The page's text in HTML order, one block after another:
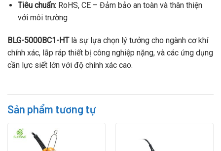
Tiêu chuẩn:RoHS, CE – Đảm bảo an toàn và thân thiện
với môi trường
BLG-5000BC1-HTlà sự lựa chọn lý tưởng cho ngành cơ khí
chính xác, lắp ráp thiết bị công nghiệp nặng, và các ứng dụng
cần lực siết lớn với độ chính xác cao.
Sản phẩm tương tự